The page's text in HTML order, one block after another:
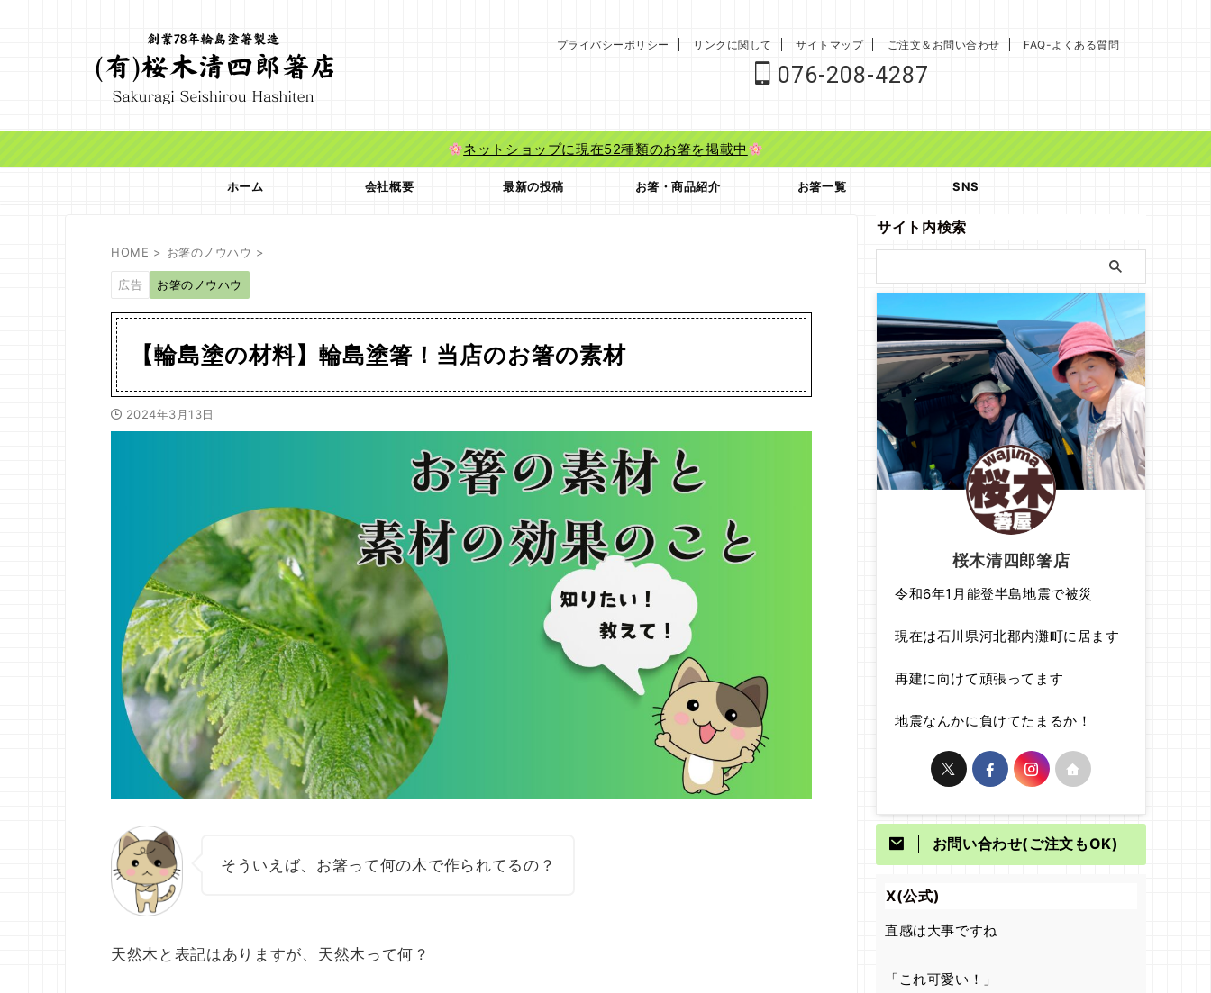
プライバシーポリシー リンクに関して サイトマップ ご注文＆お問い合わせ FAQ-よくある質問
076-208-4287
ネットショップに現在52種類のお箸を掲載中
ホーム 会社概要 最新の投稿 お箸・商品紹介 お箸一覧 SNS
HOME > お箸のノウハウ >
広告 お箸のノウハウ
【輪島塗の材料】輪島塗箸！当店のお箸の素材
2024年3月13日
そういえば、お箸って何の木で作られてるの？
天然木と表記はありますが、天然木って何？
サイト内検索
桜木清四郎箸店
令和6年1月能登半島地震で被災
現在は石川県河北郡内灘町に居ます
再建に向けて頑張ってます
地震なんかに負けてたまるか！
お問い合わせ(ご注文もOK)
X(公式)
直感は大事ですね
「これ可愛い！」